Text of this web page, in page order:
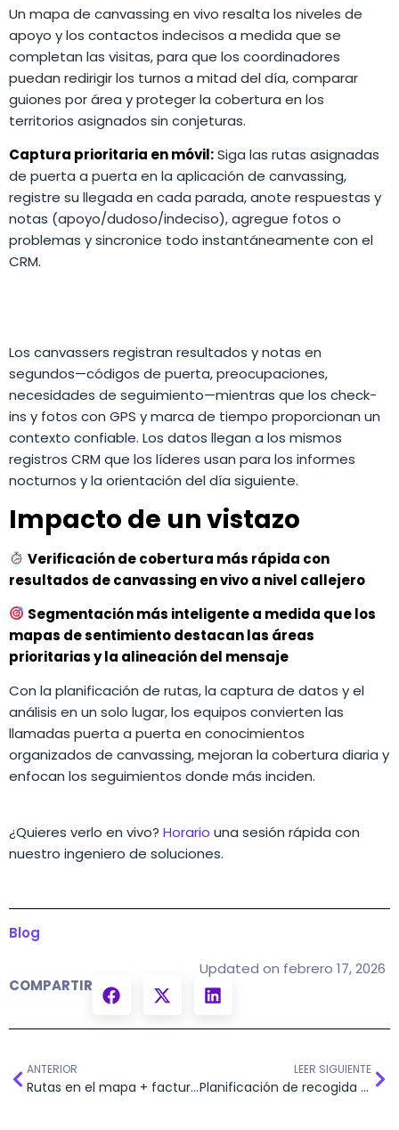
Un mapa de canvassing en vivo resalta los niveles de
apoyo y los contactos indecisos a medida que se
completan las visitas, para que los coordinadores
puedan redirigir los turnos a mitad del día, comparar
guiones por área y proteger la cobertura en los
territorios asignados sin conjeturas.
Captura prioritaria en móvil:Siga las rutas asignadas
de puerta a puerta en la aplicación de canvassing,
registre su llegada en cada parada, anote respuestas y
notas (apoyo/dudoso/indeciso), agregue fotos o
problemas y sincronice todo instantáneamente con el
CRM.
Los canvassers registran resultados y notas en
segundos—códigos de puerta, preocupaciones,
necesidades de seguimiento—mientras que los check-
ins y fotos con GPS y marca de tiempo proporcionan un
contexto confiable. Los datos llegan a los mismos
registros CRM que los líderes usan para los informes
nocturnos y la orientación del día siguiente.
Impacto de un vistazo
Verificación de cobertura más rápida con
resultados de canvassing en vivo a nivel callejero
Segmentación más inteligente a medida que los
mapas de sentimiento destacan las áreas
prioritarias y la alineación del mensaje
Con la planificación de rutas, la captura de datos y el
análisis en un solo lugar, los equipos convierten las
llamadas puerta a puerta en conocimientos
organizados de canvassing, mejoran la cobertura diaria y
enfocan los seguimientos donde más inciden.
¿Quieres verlo en vivo? Horario una sesión rápida con
nuestro ingeniero de soluciones.
Blog
Updated on febrero 17, 2026
COMPARTIR
ANTERIOR
Rutas en el mapa + facturación instantánea a través de su CRM
LEER SIGUIENTE
Planificación de recogida y entrega de larga distancia en Mapsly